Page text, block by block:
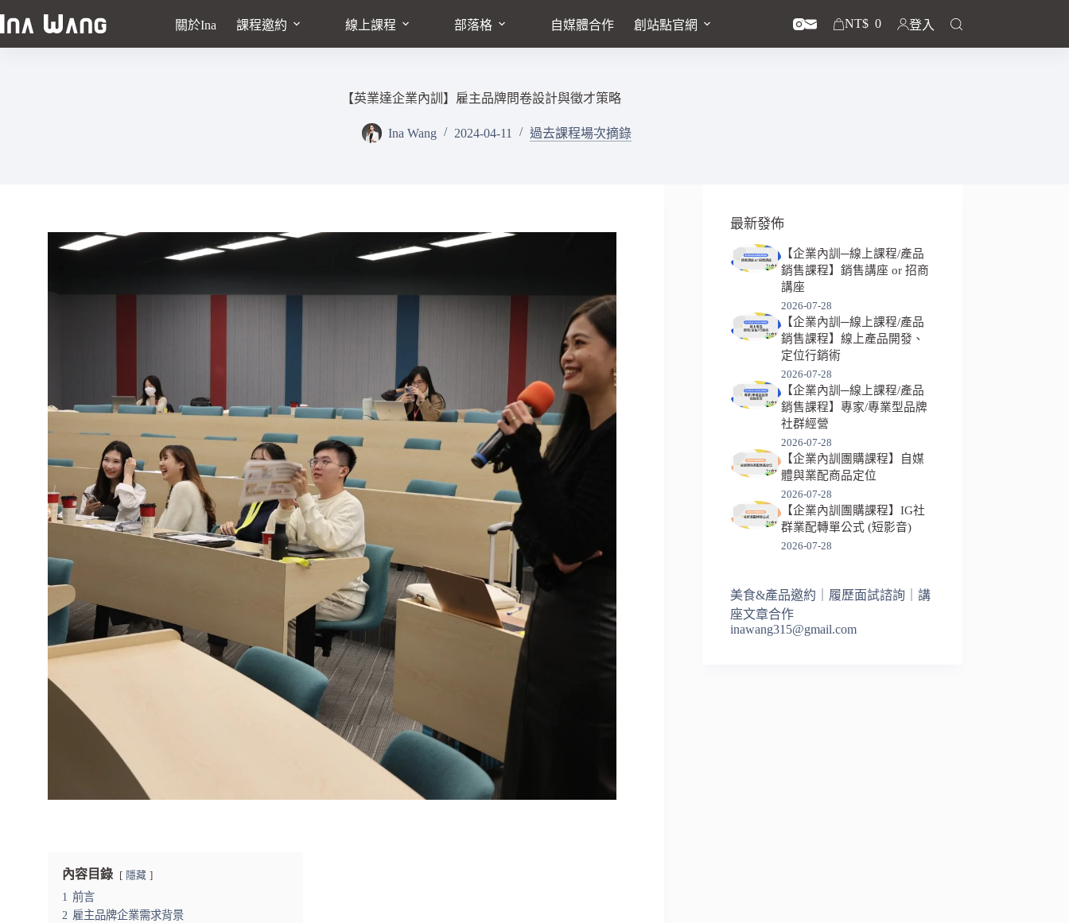
關於Ina 課程邀約 線上課程 部落格 自媒體合作 創站點官網 NT$ 0 登入
【英業達企業內訓】雇主品牌問卷設計與徵才策略
Ina Wang 2024-04-11 過去課程場次摘錄
內容目錄 隱藏
1 前言
2 雇主品牌企業需求背景
最新發佈
【企業內訓─線上課程/產品
銷售課程】銷售講座 or 招商
講座
2026-07-28
【企業內訓─線上課程/產品
銷售課程】線上產品開發、
定位行銷術
2026-07-28
【企業內訓─線上課程/產品
銷售課程】專家/專業型品牌
社群經營
2026-07-28
【企業內訓團購課程】自媒
體與業配商品定位
2026-07-28
【企業內訓團購課程】IG社
群業配轉單公式 (短影音)
2026-07-28
美食&產品邀約｜履歷面試諮詢｜講
座文章合作
inawang315@gmail.com